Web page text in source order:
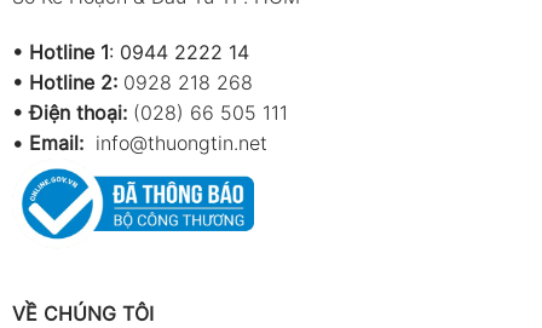
• Hotline 1: 0944 2222 14
• Hotline 2: 0928 218 268
• Điện thoại: (028) 66 505 111
• Email: info@thuongtin.net
VỀ CHÚNG TÔI